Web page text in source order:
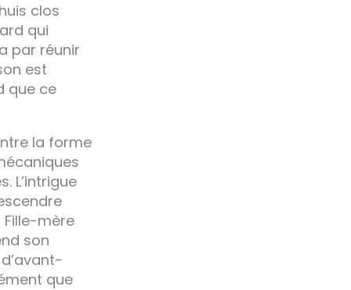
clos
qui
par réunir
est
que ce
la forme
L’intrigue
Fille-mère
son
que